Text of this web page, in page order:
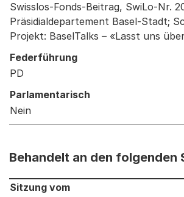
Swisslos-Fonds-Beitrag, SwiLo-Nr.
Präsidialdepartement Basel-Stadt;
Projekt: BaselTalks – «Lasst uns
Federführung
PD
Parlamentarisch
Nein
Behandelt an den folgenden
Behandelt an den folgenden
Sitzung vom